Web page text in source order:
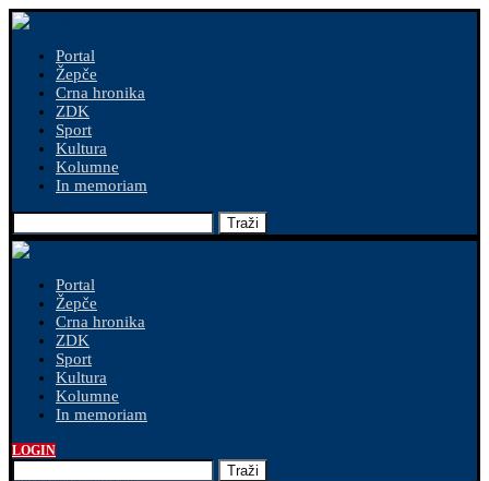
Portal
Žepče
Crna hronika
ZDK
Sport
Kultura
Kolumne
In memoriam
Traži
Portal
Žepče
Crna hronika
ZDK
Sport
Kultura
Kolumne
In memoriam
LOGIN
Traži